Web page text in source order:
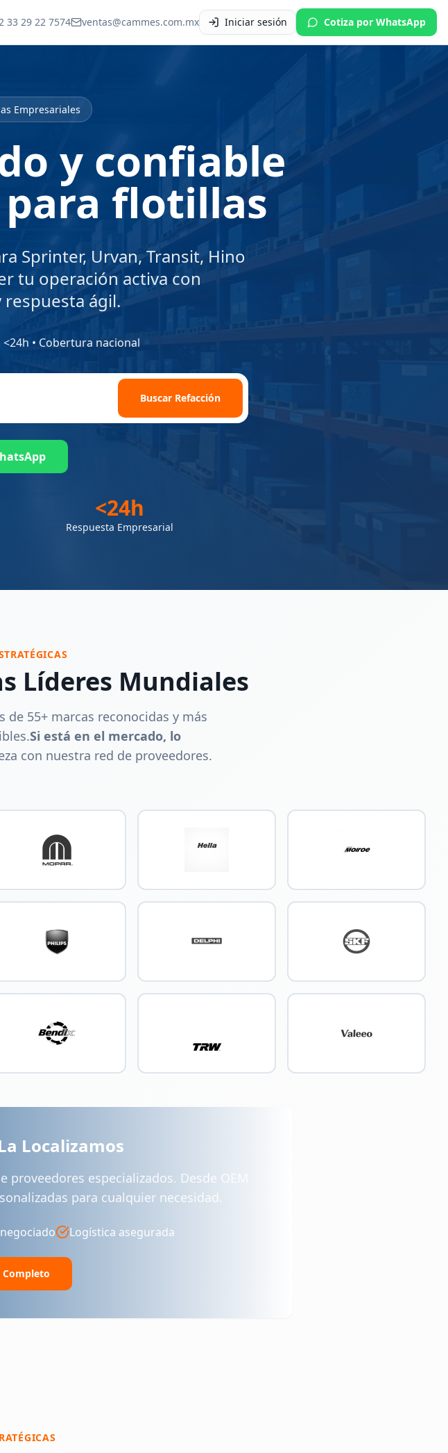
33 29 22 7574 ventas@cammes.com.mx Iniciar sesión Cotiza por WhatsApp
Empresariales
y confiable
flotillas
Sprinter, Urvan, Transit, Hino
tu operación activa con
ágil.
<24h • Cobertura nacional
por número de parte, marca o modelo
Buscar Refacción
<24h
Respuesta Empresarial
Líderes Mundiales
de 55+ marcas reconocidas y más
Si está en el mercado, lo
con nuestra red de proveedores.
Localizamos
especializados. Desde OEM
para cualquier necesidad.
Logística asegurada
Completo